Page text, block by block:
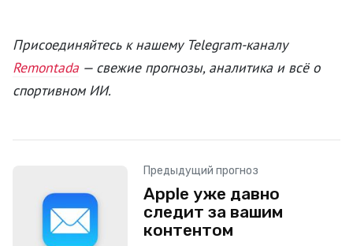
Присоединяйтесь к нашему Telegram-каналу
Remontada — свежие прогнозы, аналитика и всё о
спортивном ИИ.
Предыдущий прогноз
Apple уже давно
следит за вашим
контентом